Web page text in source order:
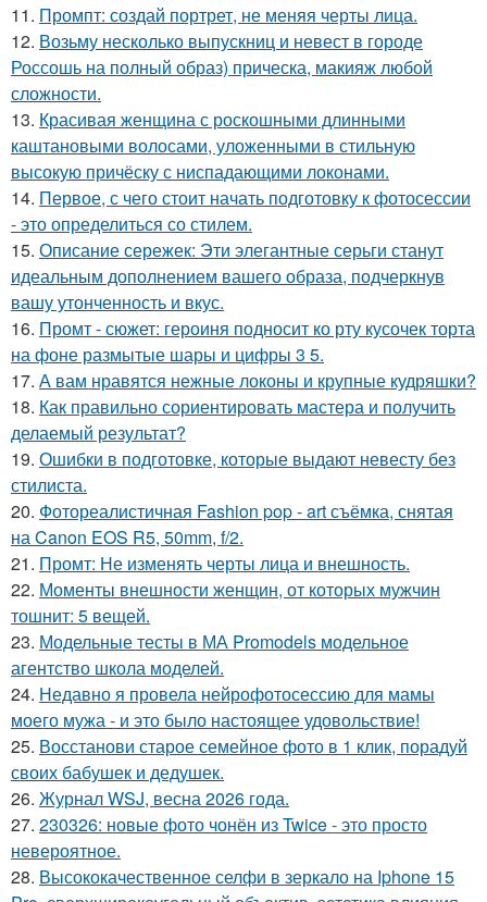
11. Промпт: создай портрет, не меняя черты лица.
12. Возьму несколько выпускниц и невест в городе
Россошь на полный образ) прическа, макияж любой
сложности.
13. Красивая женщина с роскошными длинными
каштановыми волосами, уложенными в стильную
высокую причёску с ниспадающими локонами.
14. Первое, с чего стоит начать подготовку к фотосессии
- это определиться со стилем.
15. Описание сережек: Эти элегантные серьги станут
идеальным дополнением вашего образа, подчеркнув
вашу утонченность и вкус.
16. Промт - сюжет: героиня подносит ко рту кусочек торта
на фоне размытые шары и цифры 3 5.
17. А вам нравятся нежные локоны и крупные кудряшки?
18. Как правильно сориентировать мастера и получить
делаемый результат?
19. Ошибки в подготовке, которые выдают невесту без
стилиста.
20. Фотореалистичная Fashion pop - art съёмка, снятая
на Canon EOS R5, 50mm, f/2.
21. Промт: Не изменять черты лица и внешность.
22. Моменты внешности женщин, от которых мужчин
тошнит: 5 вещей.
23. Модельные тесты в МА Promodels модельное
агентство школа моделей.
24. Недавно я провела нейрофотосессию для мамы
моего мужа - и это было настоящее удовольствие!
25. Восстанови старое семейное фото в 1 клик, порадуй
своих бабушек и дедушек.
26. Журнал WSJ, весна 2026 года.
27. 230326: новые фото чонён из Twice - это просто
невероятное.
28. Высококачественное селфи в зеркало на Iphone 15